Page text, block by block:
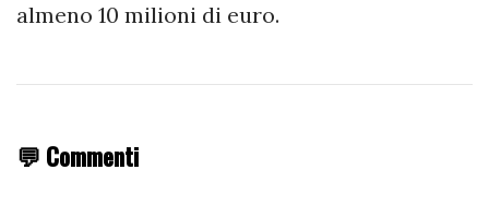
almeno 10 milioni di euro.
💬 Commenti